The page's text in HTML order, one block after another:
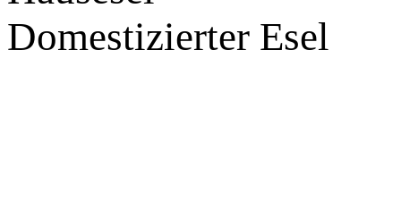
Domestizierter Esel